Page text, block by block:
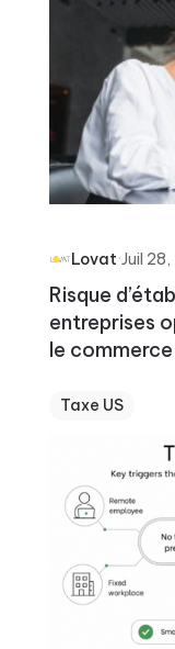
Lovat·Juil
Risque
entreprises
le
Taxe US